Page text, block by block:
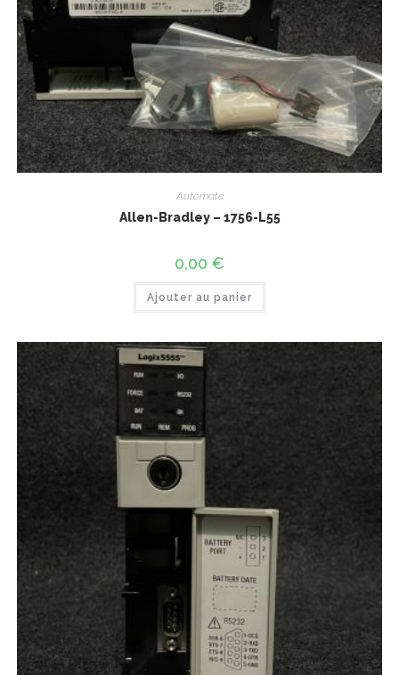
Automate
Allen-Bradley – 1756-L55
0,00 €
Ajouter au panier